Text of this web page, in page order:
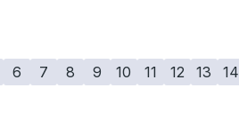
6 7 8 9 10 11 12 13 14